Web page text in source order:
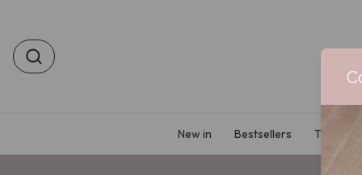
New in Bestsellers Tu